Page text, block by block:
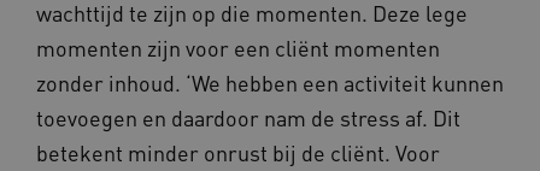
wachttijd te zijn op die momenten. Deze lege
momenten zijn voor een cliënt momenten
zonder inhoud. ‘We hebben een activiteit kunnen
toevoegen en daardoor nam de stress af. Dit
betekent minder onrust bij de cliënt. Voor
ARRAffinity
Microsoft Corporation
.www.kennispleingehandicaptensector.nl